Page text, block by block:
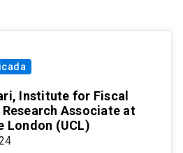
Institute for Fiscal
Associate at
London (UCL)